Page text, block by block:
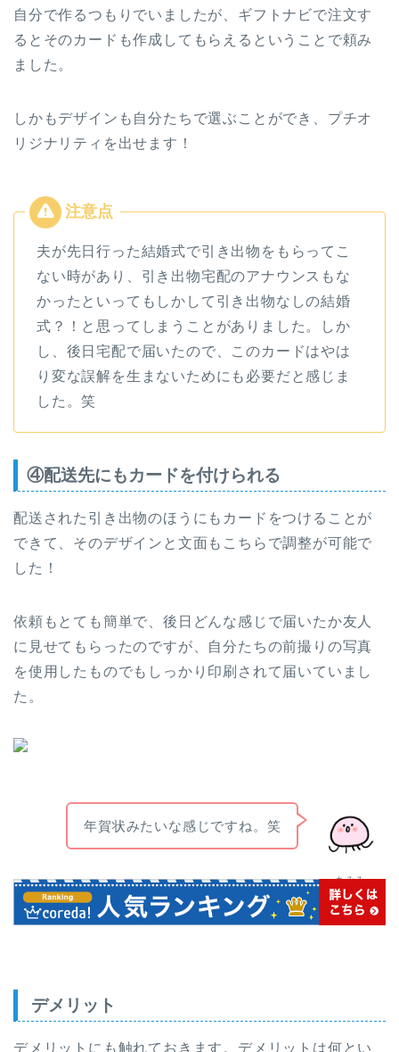
自分で作るつもりでいましたが、ギフトナビで注文す
るとそのカードも作成してもらえるということで頼み
ました。
しかもデザインも自分たちで選ぶことができ、プチオ
リジナリティを出せます！
夫が先日行った結婚式で引き出物をもらってこ
ない時があり、引き出物宅配のアナウンスもな
かったといってもしかして引き出物なしの結婚
式？！と思ってしまうことがありました。しか
し、後日宅配で届いたので、このカードはやは
り変な誤解を生まないためにも必要だと感じま
した。笑
④配送先にもカードを付けられる
配送された引き出物のほうにもカードをつけることが
できて、そのデザインと文面もこちらで調整が可能で
した！
依頼もとても簡単で、後日どんな感じで届いたか友人
に見せてもらったのですが、自分たちの前撮りの写真
を使用したものでもしっかり印刷されて届いていまし
た。
ちみみ
年賀状みたいな感じですね。笑
デメリット
デメリットにも触れておきます。デメリットは何とい